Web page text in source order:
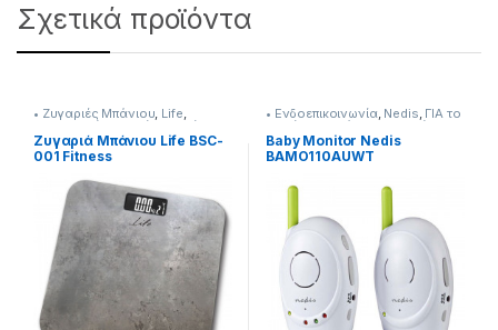
Σχετικά προϊόντα
• Ζυγαριές Μπάνιου, Life,
Προσωπική Φροντίδα Υγεία-
Ευεξία
Ζυγαριά Μπάνιου Life BSC-
001 Fitness
• Ενδοεπικοινωνία, Nedis, ΓΙΑ το
Παιδί-Βρεφικά Προσωπική
Φροντίδα
Baby Monitor Nedis
BAMO110AUWT